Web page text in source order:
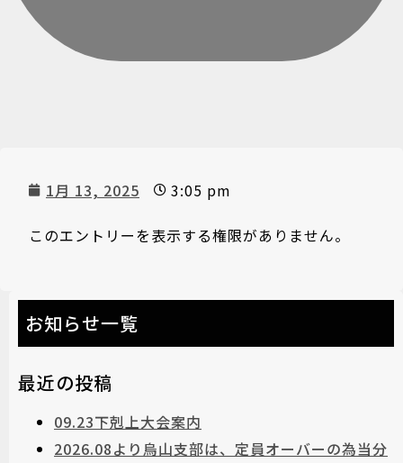
1月 13, 2025 3:05 pm
このエントリーを表示する権限がありません。
お知らせ一覧
最近の投稿
09.23下剋上大会案内
2026.08より烏山支部は、定員オーバーの為当分